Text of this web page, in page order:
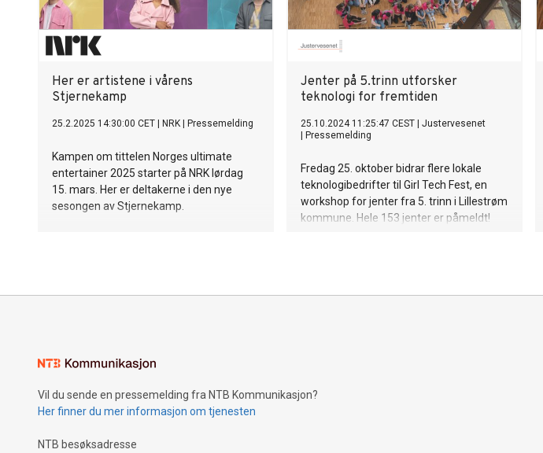
Her er artistene i vårens
Stjernekamp
25.2.2025 14:30:00 CET NRK Pressemelding
Kampen om tittelen Norges ultimate
entertainer 2025 starter på NRK lørdag
15. mars. Her er deltakerne i den nye
sesongen av Stjernekamp.
Jenter på 5.trinn utforsker
teknologi for fremtiden
25.10.2024 11:25:47 CEST
Justervesenet
Pressemelding
Fredag 25. oktober bidrar flere lokale
teknologibedrifter til Girl Tech Fest, en
workshop for jenter fra 5. trinn i Lillestrøm
kommune. Hele 153 jenter er påmeldt!
Vil du sende en pressemelding fra NTB Kommunikasjon?
Her finner du mer informasjon om tjenesten
NTB besøksadresse